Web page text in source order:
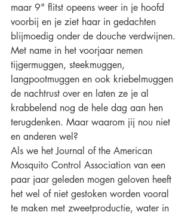
maar 9" flitst opeens weer in je hoofd
voorbij en je ziet haar in gedachten
blijmoedig onder de douche verdwijnen.
Met name in het voorjaar nemen
tijgermuggen, steekmuggen,
langpootmuggen en ook kriebelmuggen
de nachtrust over en laten ze je al
krabbelend nog de hele dag aan hen
terugdenken. Maar waarom jij nou niet
en anderen wel?
Als we het Journal of the American
Mosquito Control Association van een
paar jaar geleden mogen geloven heeft
het wel of niet gestoken worden vooral
te maken met zweetproductie, water in